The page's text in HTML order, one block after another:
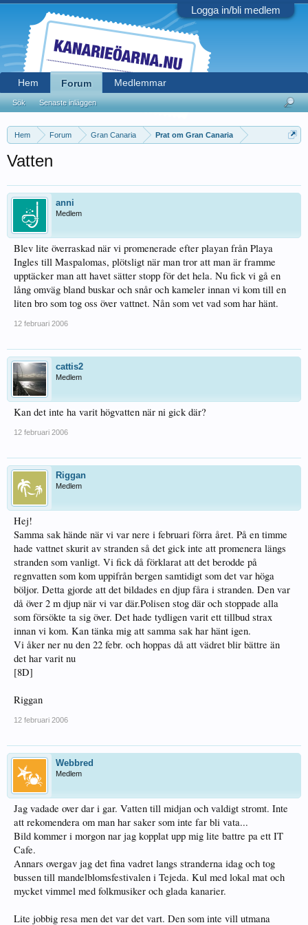
Logga in/bli medlem
Hem Forum Gran Canaria Prat om Gran Canaria
Vatten
anni
Medlem
Blev lite överraskad när vi promenerade efter playan från Playa
Ingles till Maspalomas, plötsligt när man tror att man är framme
upptäcker man att havet sätter stopp för det hela. Nu fick vi gå en
lång omväg bland buskar och snår och kameler innan vi kom till en
liten bro som tog oss över vattnet. Nån som vet vad som har hänt.
12 februari 2006
cattis2
Medlem
Kan det inte ha varit högvatten när ni gick där?
12 februari 2006
Riggan
Medlem
Hej!
Samma sak hände när vi var nere i februari förra året. På en timme
hade vattnet skurit av stranden så det gick inte att promenera längs
stranden som vanligt. Vi fick då förklarat att det berodde på
regnvatten som kom uppifrån bergen samtidigt som det var höga
böljor. Detta gjorde att det bildades en djup fåra i stranden. Den var
då över 2 m djup när vi var där.Polisen stog där och stoppade alla
som försökte ta sig över. Det hade tydligen varit ett tillbud strax
innan vi kom. Kan tänka mig att samma sak har hänt igen.
Vi åker ner nu den 22 febr. och hoppas då att vädret blir bättre än
det har varit nu
[8D]
Riggan
12 februari 2006
Webbred
Medlem
Jag vadade over dar i gar. Vatten till midjan och valdigt stromt. Inte
att rekomendera om man har saker som inte far bli vata...
Bild kommer i morgon nar jag kopplat upp mig lite battre pa ett IT
Cafe.
Annars overgav jag det fina vadret langs stranderna idag och tog
bussen till mandelblomsfestivalen i Tejeda. Kul med lokal mat och
mycket vimmel med folkmusiker och glada kanarier.
Lite jobbig resa men det var det vart. Den som inte vill utmana
Hem Forum
Sök Senaste inläggen
Medlemmar